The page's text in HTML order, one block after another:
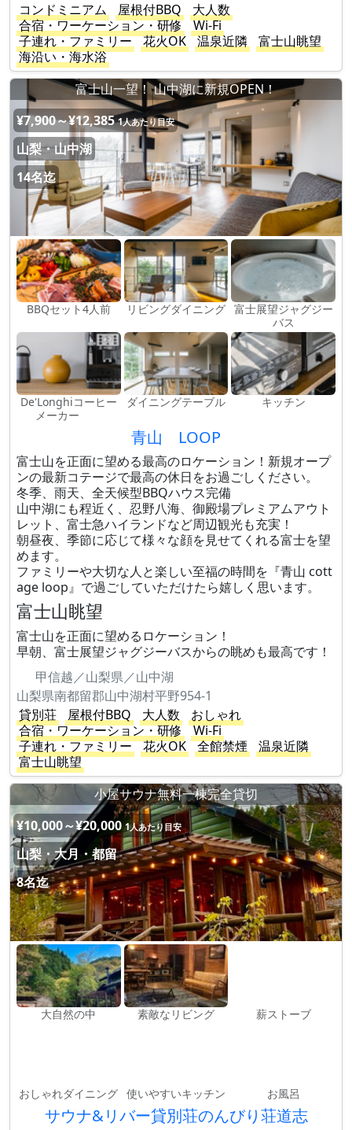
コンドミニアム
屋根付BBQ
大人数
合宿・ワーケーション・研修
Wi-Fi
子連れ・ファミリー
花火OK 温泉近隣
富士山眺望
海沿い・海水浴
富士山一望！ 山中湖に新規OPEN！
¥7,900～¥12,385 1人あたり目安
山梨・山中湖
14名迄
BBQセット4人前 リビングダイニング 富士展望ジャグジー
バス
De'Longhiコーヒー
メーカー
ダイニングテーブル キッチン
青山 LOOP
富士山を正面に望める最高のロケーション！新規オープ
ンの最新コテージで最高の休日をお過ごしください。
冬季、雨天、全天候型BBQハウス完備
山中湖にも程近く、忍野八海、御殿場プレミアムアウト
レット、富士急ハイランドなど周辺観光も充実！
朝昼夜、季節に応じて様々な顔を見せてくれる富士を望
めます。
ファミリーや大切な人と楽しい至福の時間を『青山 cott
age loop』で過ごしていただけたら嬉しく思います。
富士山眺望
富士山を正面に望めるロケーション！
早朝、富士展望ジャグジーバスからの眺めも最高です！
甲信越／山梨県／山中湖
山梨県南都留郡山中湖村平野954-1
貸別荘
屋根付BBQ 大人数
おしゃれ
合宿・ワーケーション・研修
Wi-Fi
子連れ・ファミリー
花火OK 全館禁煙
温泉近隣
富士山眺望
小屋サウナ無料一棟完全貸切
¥10,000～¥20,000 1人あたり目安
山梨・大月・都留
8名迄
大自然の中 素敵なリビング 薪ストーブ
おしゃれダイニング 使いやすいキッチン お風呂
サウナ&リバー貸別荘のんびり荘道志